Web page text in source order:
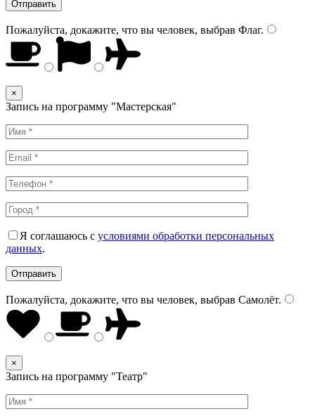
Пожалуйста, докажите, что вы человек, выбрав Флаг.
×
Запись на программу "Мастерская"
Я соглашаюсь с условиями обработки персональных
данных.
Пожалуйста, докажите, что вы человек, выбрав Самолёт.
×
Запись на программу "Театр"